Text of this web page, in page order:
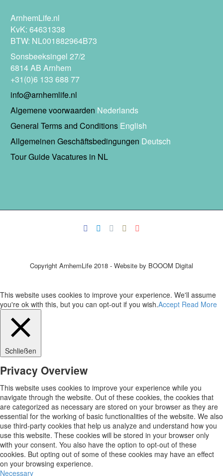
ArnhemLife.nl
KvK: 64631338
BTW: NL001882964B73
Sonsbeeksingel 27/2
6814 AB Arnhem
+31(0)6 133 688 77
info@arnhemlife.nl
Algemene voorwaarden Nederlands
General Terms and Conditions English
Allgemeinen Geschäftsbedingungen Deutsch
Tour Guide Vacatures in NL
Copyright ArnhemLife 2018 - Website by BOOOM Digital
This website uses cookies to improve your experience. We'll assume
you're ok with this, but you can opt-out if you wish.Accept Read More
Schließen
Privacy Overview
This website uses cookies to improve your experience while you
navigate through the website. Out of these cookies, the cookies that
are categorized as necessary are stored on your browser as they are
essential for the working of basic functionalities of the website. We also
use third-party cookies that help us analyze and understand how you
use this website. These cookies will be stored in your browser only
with your consent. You also have the option to opt-out of these
cookies. But opting out of some of these cookies may have an effect
on your browsing experience.
Necessary